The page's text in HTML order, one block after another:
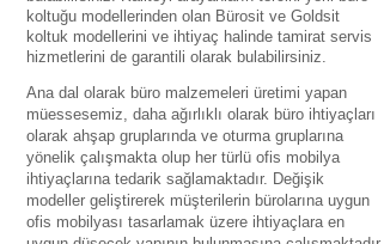
koltuğu modellerinden olan Bürosit ve Goldsit
koltuk modellerini ve ihtiyaç halinde tamirat servis
hizmetlerini de garantili olarak bulabilirsiniz.
Ana dal olarak büro malzemeleri üretimi yapan
müessesemiz, daha ağırlıklı olarak büro ihtiyaçları
olarak ahşap gruplarında ve oturma gruplarına
yönelik çalışmakta olup her türlü ofis mobilya
ihtiyaçlarına tedarik sağlamaktadır. Değişik
modeller geliştirerek müşterilerin bürolarına uygun
ofis mobilyası tasarlamak üzere ihtiyaçlara en